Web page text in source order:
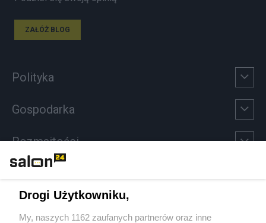
ZAŁÓŻ BLOG
Polityka
Gospodarka
Rozmaitości
Sport
Drogi Użytkowniku,
My, naszych 1162 zaufanych partnerów oraz inne